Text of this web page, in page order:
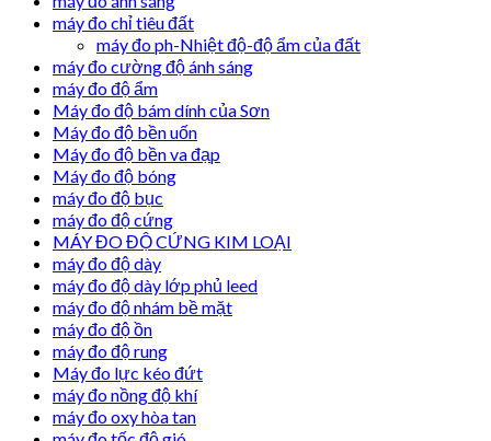
máy đo chỉ tiêu đất
máy đo ph-Nhiệt độ-độ ẩm của đất
máy đo cường độ ánh sáng
máy đo độ ẩm
Máy đo độ bám dính của Sơn
Máy đo độ bền uốn
Máy đo độ bền va đạp
Máy đo độ bóng
máy đo độ bục
máy đo độ cứng
MÁY ĐO ĐỘ CỨNG KIM LOẠI
máy đo độ dày
máy đo độ dày lớp phủ leed
máy đo độ nhám bề mặt
máy đo độ ồn
máy đo độ rung
Máy đo lực kéo đứt
máy đo nồng độ khí
máy đo oxy hòa tan